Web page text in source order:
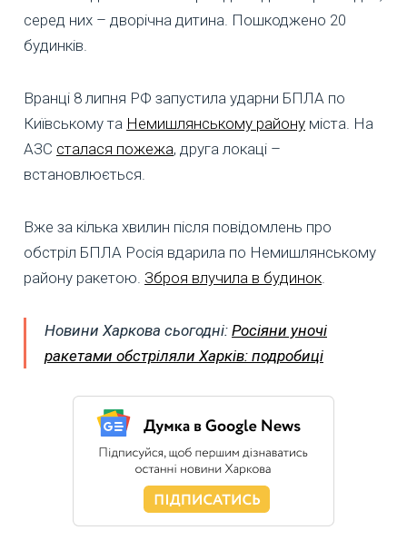
серед них – дворічна дитина. Пошкоджено 20
будинків.
Вранці 8 липня РФ запустила ударни БПЛА по
Київському та Немишлянському району міста. На
АЗС сталася пожежа, друга локаці –
встановлюється.
Вже за кілька хвилин після повідомлень про
обстріл БПЛА Росія вдарила по Немишлянському
району ракетою. Зброя влучила в будинок
Новини Харкова сьогодні: Росіяни уночі
ракетами обстріляли Харків: подробиці